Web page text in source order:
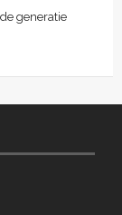
generatie